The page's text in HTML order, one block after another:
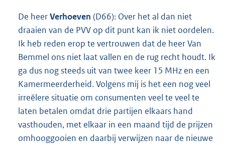
De heerVerhoeven (D66): Over het al dan niet
draaien van de PVV op dit punt kan ik niet oordelen.
Ik heb reden erop te vertrouwen dat de heer Van
Bemmel ons niet laat vallen en de rug recht houdt. Ik
ga dus nog steeds uit van twee keer 15 MHz en een
Kamermeerderheid. Volgens mij is het een nog veel
irreëlere situatie om consumenten veel te veel te
laten betalen omdat drie partijen elkaars hand
vasthouden, met elkaar in een maand tijd de prijzen
omhooggooien en daarbij verwijzen naar de nieuwe